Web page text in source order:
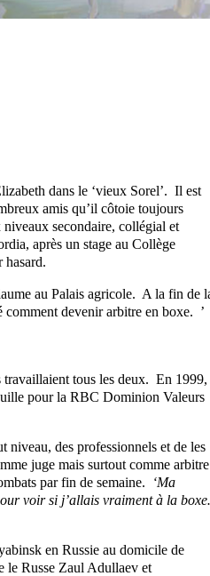
dans le ‘vieux Sorel’. Il est
amis qu’il côtoie toujours
secondaire, collégial et
après un stage au Collège
hasard.
au Palais agricole. A la fin de
comment devenir arbitre en boxe. ’
travaillaient tous les deux. En 1999,
pour la RBC Dominion Valeurs
niveau, des professionnels et de les
juge mais surtout comme arbitre
par fin de semaine.
‘Ma
voir si j’allais vraiment à la
en Russie au domicile de
le Russe Zaul Adullaev et